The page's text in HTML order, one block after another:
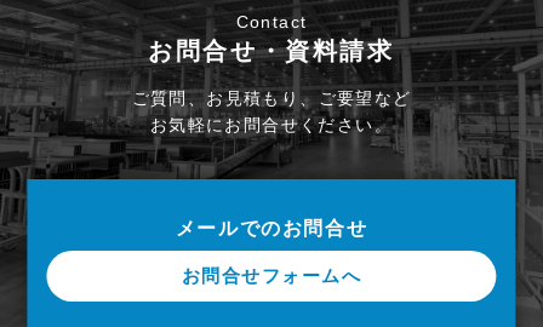
Contact
お問合せ・資料請求
ご質問、お見積もり、ご要望など
お気軽にお問合せください。
メールでのお問合せ
お問合せフォームへ